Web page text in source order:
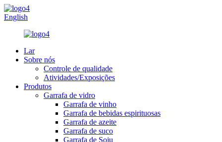
English
Lar
Sobre nós
Controle de qualidade
Atividades/Exposições
Produtos
Garrafa de vidro
Garrafa de vinho
Garrafa de bebidas espirituosas
Garrafa de azeite
Garrafa de suco
Garrafa de Soju